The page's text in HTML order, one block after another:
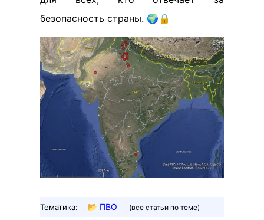
безопасность страны. 🌍🔒
Тематика: 📂 ПВО (все статьи по теме)